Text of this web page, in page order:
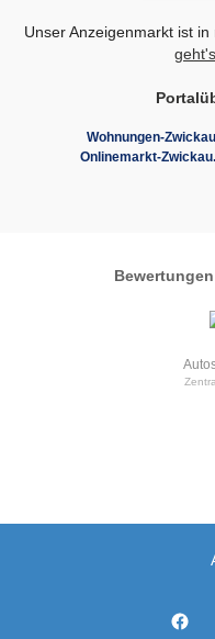
Unser Anzeigenmarkt ist
Wohnungen-
Onlinemarkt-